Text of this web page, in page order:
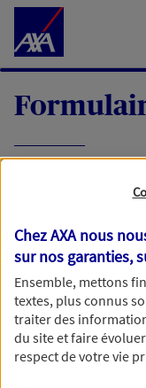
Accéder au Contenu
demande, nous
meilleurs délais
Votre message :
Chez AXA nous
sur nos garanties,
Ensemble, mettons
textes, plus connus
traiter des
du site et faire
respect de votre vie